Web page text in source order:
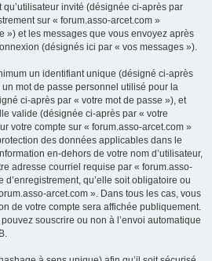
invité (désignée ci-après par
sur « forum.asso-arcet.com »
») et les messages que vous envoyez après
(désignés ici par « vos messages »).
un identifiant unique (désigné ci-après
un mot de passe personnel utilisé pour la
ci-après par « votre mot de passe »), et
valide (désignée ci-après par « votre
votre compte sur « forum.asso-arcet.com »
des données applicables dans le
en-dehors de votre nom d’utilisateur,
adresse courriel requise par « forum.asso-
qu’elle soit obligatoire ou
arcet.com ». Dans tous les cas, vous
de votre compte sera affichée publiquement.
souscrire ou non à l’envoi automatique